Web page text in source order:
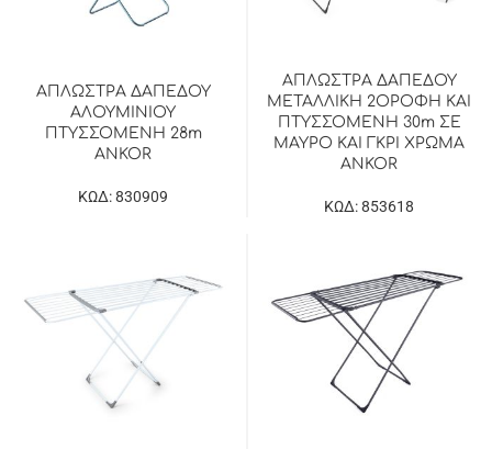
ΑΠΛΩΣΤΡΑ ΔΑΠΕΔΟΥ
ΑΛΟΥΜΙΝΙΟΥ
ΠΤΥΣΣΟΜΕΝΗ 28m
ANKOR
ΚΩΔ: 830909
ΑΠΛΩΣΤΡΑ ΔΑΠΕΔΟΥ
ΜΕΤΑΛΛΙΚΗ 2ΟΡΟΦΗ ΚΑΙ
ΠΤΥΣΣΟΜΕΝΗ 30m ΣΕ
ΜΑΥΡΟ ΚΑΙ ΓΚΡΙ ΧΡΩΜΑ
ANKOR
ΚΩΔ: 853618